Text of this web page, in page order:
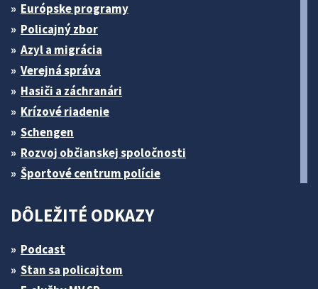
Európske programy
Policajný zbor
Azyl a migrácia
Verejná správa
Hasiči a záchranári
Krízové riadenie
Schengen
Rozvoj občianskej spoločnosti
Športové centrum polície
DÔLEŽITÉ ODKAZY
Podcast
Stan sa policajtom